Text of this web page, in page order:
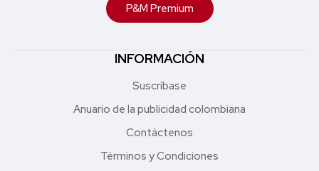
P&M Premium
INFORMACIÓN
Suscríbase
Anuario de la publicidad colombiana
Contáctenos
Términos y Condiciones